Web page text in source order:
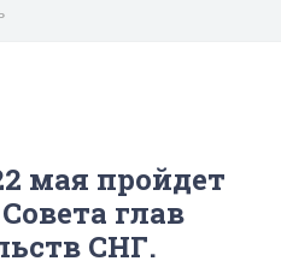
мая пройдет
глав
СНГ.